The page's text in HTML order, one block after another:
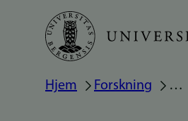
Hopp
Hjem Forskning …